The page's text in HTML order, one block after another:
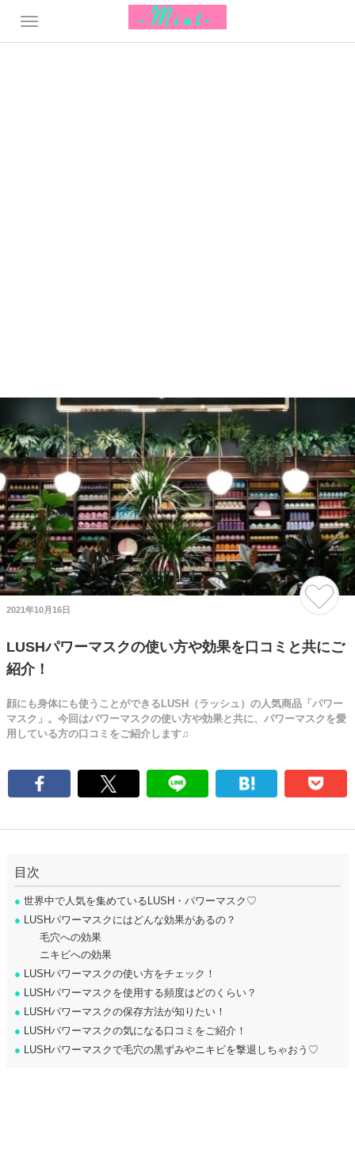
2021年10月16日
LUSHパワーマスクの使い方や効果を口コミと共にご
紹介！
顔にも身体にも使うことができるLUSH（ラッシュ）の人気商品「パワー
マスク」。今回はパワーマスクの使い方や効果と共に、パワーマスクを愛
用している方の口コミをご紹介します♫
目次
● 世界中で人気を集めているLUSH・パワーマスク♡
● LUSHパワーマスクにはどんな効果があるの？
毛穴への効果
ニキビへの効果
● LUSHパワーマスクの使い方をチェック！
● LUSHパワーマスクを使用する頻度はどのくらい？
● LUSHパワーマスクの保存方法が知りたい！
● LUSHパワーマスクの気になる口コミをご紹介！
● LUSHパワーマスクで毛穴の黒ずみやニキビを撃退しちゃおう♡